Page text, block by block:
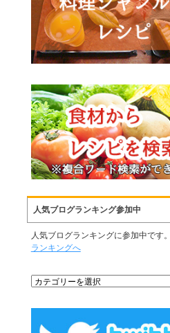
人気ブログランキング参加中
人気ブログランキングに参加中です。
ランキングへ